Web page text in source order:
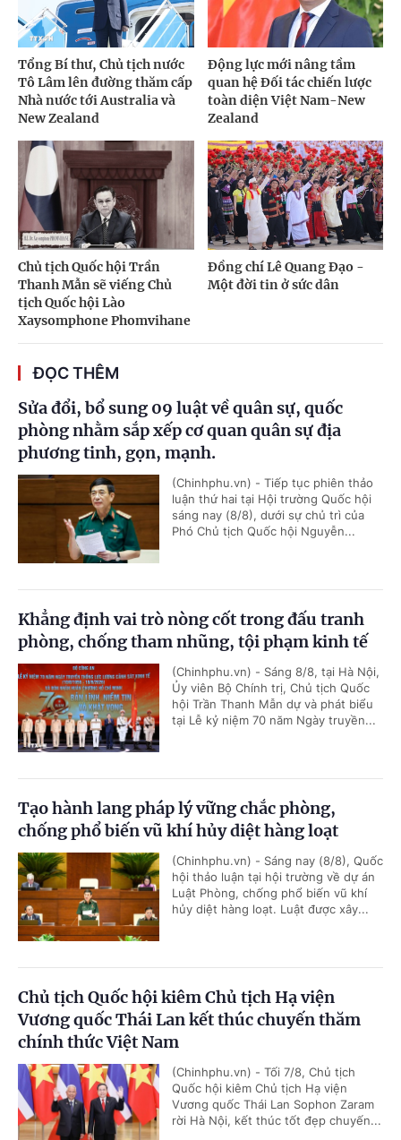
Tổng Bí thư, Chủ tịch nước
Tô Lâm lên đường thăm cấp
Nhà nước tới Australia và
New Zealand
Động lực mới nâng tầm
quan hệ Đối tác chiến lược
toàn diện Việt Nam-New
Zealand
Chủ tịch Quốc hội Trần
Thanh Mẫn sẽ viếng Chủ
tịch Quốc hội Lào
Xaysomphone Phomvihane
Đồng chí Lê Quang Đạo -
Một đời tin ở sức dân
ĐỌC THÊM
Sửa đổi, bổ sung 09 luật về quân sự, quốc
phòng nhằm sắp xếp cơ quan quân sự địa
phương tinh, gọn, mạnh.
(Chinhphu.vn) - Tiếp tục phiên thảo
luận thứ hai tại Hội trường Quốc hội
sáng nay (8/8), dưới sự chủ trì của
Phó Chủ tịch Quốc hội Nguyễn...
Khẳng định vai trò nòng cốt trong đấu tranh
phòng, chống tham nhũng, tội phạm kinh tế
(Chinhphu.vn) - Sáng 8/8, tại Hà Nội,
Ủy viên Bộ Chính trị, Chủ tịch Quốc
hội Trần Thanh Mẫn dự và phát biểu
tại Lễ kỷ niệm 70 năm Ngày truyền...
Tạo hành lang pháp lý vững chắc phòng,
chống phổ biến vũ khí hủy diệt hàng loạt
(Chinhphu.vn) - Sáng nay (8/8), Quốc
hội thảo luận tại hội trường về dự án
Luật Phòng, chống phổ biến vũ khí
hủy diệt hàng loạt. Luật được xây...
Chủ tịch Quốc hội kiêm Chủ tịch Hạ viện
Vương quốc Thái Lan kết thúc chuyến thăm
chính thức Việt Nam
(Chinhphu.vn) - Tối 7/8, Chủ tịch
Quốc hội kiêm Chủ tịch Hạ viện
Vương quốc Thái Lan Sophon Zaram
rời Hà Nội, kết thúc tốt đẹp chuyến...